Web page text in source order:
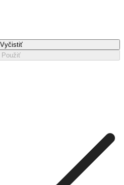
Vyčistiť
Použiť